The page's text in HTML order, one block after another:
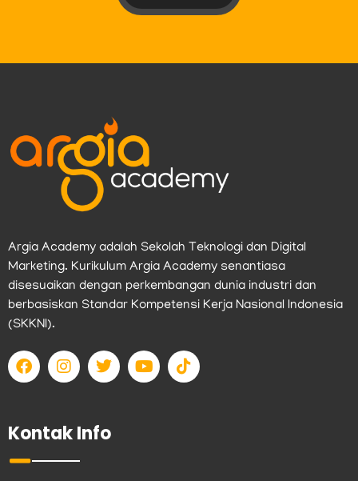
Argia Academy adalah Sekolah Teknologi dan Digital
Marketing. Kurikulum Argia Academy senantiasa
disesuaikan dengan perkembangan dunia industri dan
berbasiskan Standar Kompetensi Kerja Nasional Indonesia
(SKKNI).
F
a
c
o
o
k
I
n
s
a
g
a
T
w
i
e
Y
o
u
T
i
k
Kontak Info